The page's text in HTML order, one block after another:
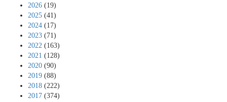
2026 (19)
2025 (41)
2024 (17)
2023 (71)
2022 (163)
2021 (128)
2020 (90)
2019 (88)
2018 (222)
2017 (374)